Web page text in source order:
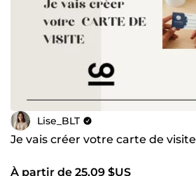
Lise_BLT
Je vais créer votre carte de visite
À partir de 25,09 $US